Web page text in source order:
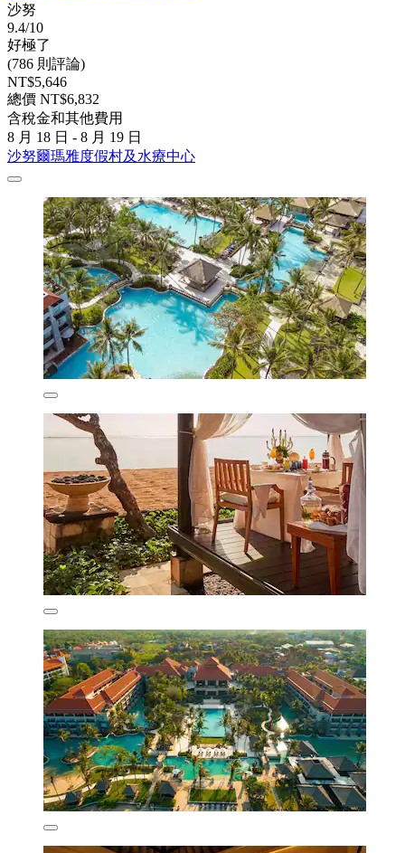
沙努
9.4/10
好極了
(786 則評論)
NT$5,646
總價 NT$6,832
含稅金和其他費用
8 月 18 日 - 8 月 19 日
沙努爾瑪雅度假村及水療中心